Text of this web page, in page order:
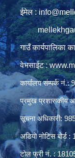
ईमेल :
गाउँ कार्यपालिका
वेभसाईट :
कार्यालय संम्पर्क
प्रमुख प्रशासकीय
सूचना अधिकारी:
अडियो नोटिस बोर्ड
टोल फ्री नं. :